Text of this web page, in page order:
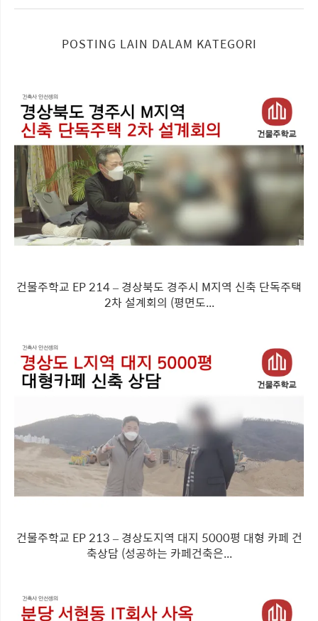
POSTING LAIN DALAM KATEGORI
건물주학교 EP 214 – 경상북도 경주시 M지역 신축 단독주택
2차 설계회의 (평면도...
건물주학교 EP 213 – 경상도지역 대지 5000평 대형 카페 건
축상담 (성공하는 카페건축은...